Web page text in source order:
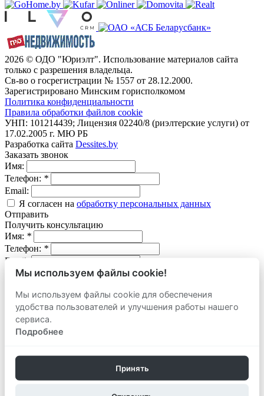
2026 © ОДО "Юриэлт". Использование материалов сайта
только с разрешения владельца.
Св-во о госрегистрации № 1557 от 28.12.2000.
Зарегистрировано Минским горисполкомом
Политика конфиденциальности
Правила обработки файлов cookie
УНП: 101214439; Лицензия 02240/8 (риэлтерские услуги) от
17.02.2005 г. МЮ РБ
Разработка сайта Dessites.by
Заказать звонок
Имя:
Телефон: *
Email:
Я согласен на обработку персональных данных
Отправить
Получить консультацию
Имя: *
Телефон: *
Email:
Я согласен наобработку персональных данных
Отправить
Оставить заявку
продать
Вид объекта:
Email:
Мы используем файлы cookie!
Мы используем файлы cookie для обеспечения
удобства пользователей и улучшения работы нашего
сервиса.
Подробнее
Принять